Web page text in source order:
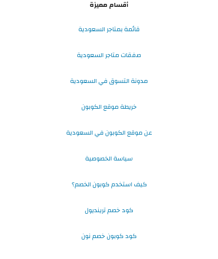
أقسام مميزة
قائمة بمتاجر السعودية
صفقات متاجر السعودية
مدونة التسوق في السعودية
خريطة موقع الكوبون
عن موقع الكوبون في السعودية
سياسة الخصوصية
كيف استخدم كوبون الخصم؟
كود خصم ترينديول
كود كوبون خصم نون